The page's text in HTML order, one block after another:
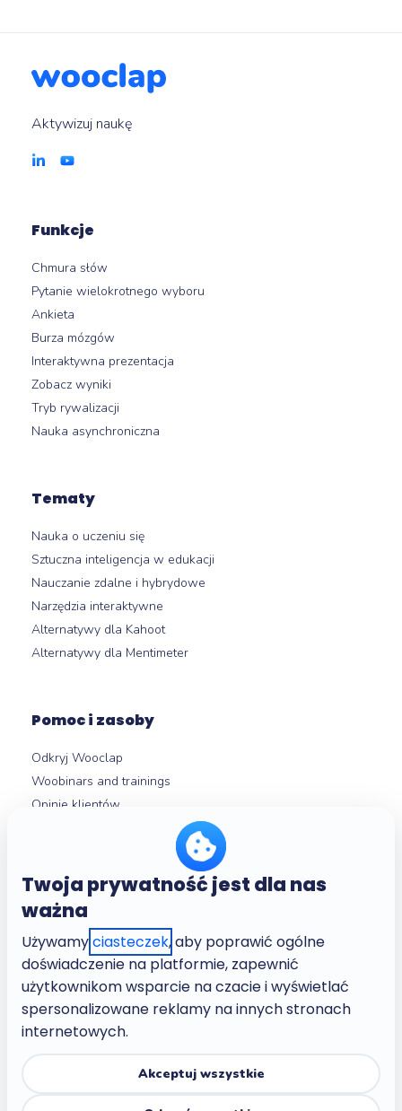
Twoja prywatność jest dla nas
ważna
Używamyciasteczek, aby poprawić ogólne
doświadczenie na platformie, zapewnić
użytkownikom wsparcie na czacie i wyświetlać
spersonalizowane reklamy na innych stronach
internetowych.
Akceptuj wszystkie
Aktywizuj naukę
Funkcje
Chmura słów
Pytanie wielokrotnego wyboru
Ankieta
Burza mózgów
Interaktywna prezentacja
Zobacz wyniki
Tryb rywalizacji
Nauka asynchroniczna
Tematy
Nauka o uczeniu się
Sztuczna inteligencja w edukacji
Nauczanie zdalne i hybrydowe
Narzędzia interaktywne
Alternatywy dla Kahoot
Alternatywy dla Mentimeter
Pomoc i zasoby
Odkryj Wooclap
Woobinars and trainings
Opinie klientów
Centrum pomocy
O nas
Firma
Kariera
Regulamin
Polityka prywatności przyjazna dzieciom
Centrum zaufania